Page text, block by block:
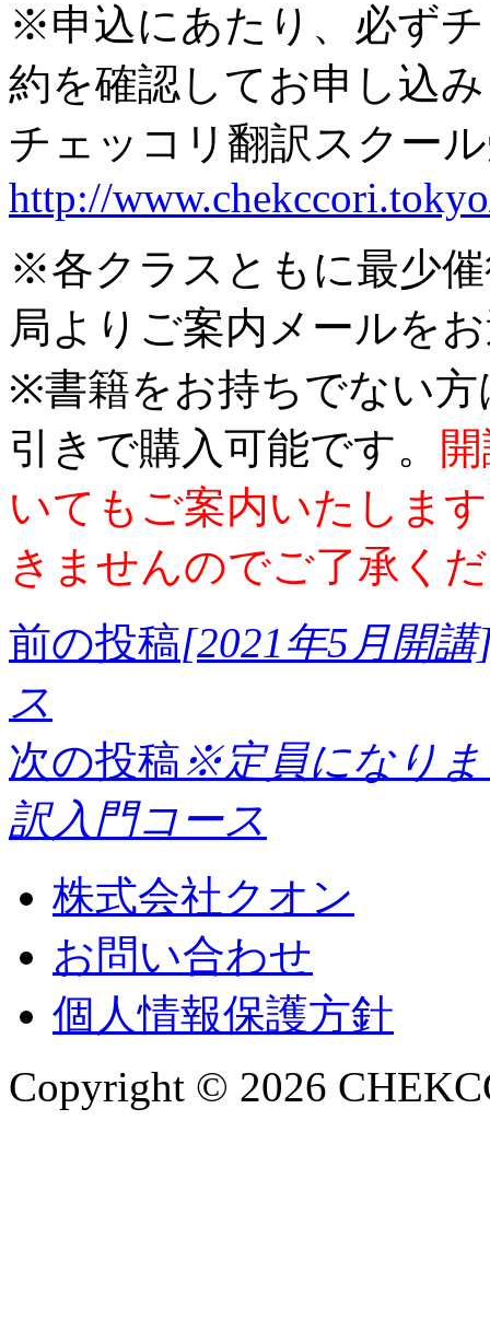
※申込にあたり、必ず
約を確認してお申し込
チェッコリ翻訳スク
http://
※各クラスともに最少
局よりご案内メールを
※書籍をお持ちでない
引きで購入可能です。
いてもご案内いたしま
きませんのでご了承く
前の投稿[2021年5月開
ス
次の投稿※定員になりま
訳入門コース
株式会社クオン
お問い合わせ
個人情報保護方針
Copyright © 2026